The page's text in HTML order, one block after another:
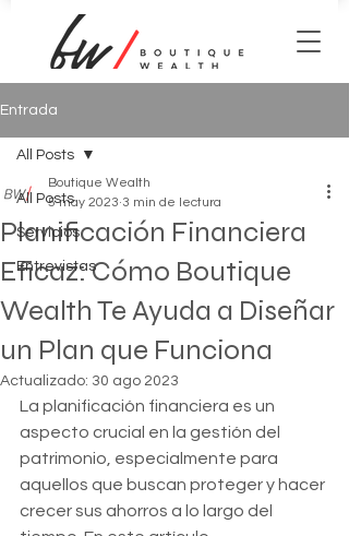
Entrada
All Posts
Servicios
Entrevistas
All Posts
Planificación Financiera
Eficaz: Cómo Boutique
Wealth Te Ayuda a Diseñar
un Plan que Funciona
Boutique Wealth
5 may 2023 3 min de lectura
Actualizado: 30 ago 2023
La planificación financiera es un
aspecto crucial en la gestión del
patrimonio, especialmente para
aquellos que buscan proteger y hacer
crecer sus ahorros a lo largo del